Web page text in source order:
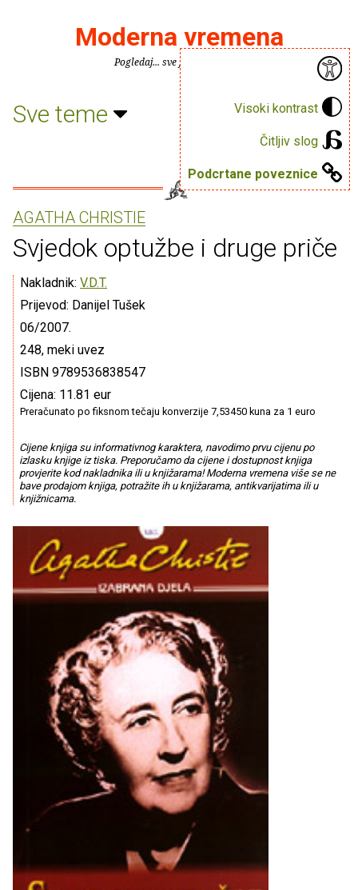
Visoki kontrast
Čitljiv slog
Podcrtane poveznice
Moderna vremena
Pogledaj... sve je puno knjiga.
Sve teme
AGATHA CHRISTIE
Svjedok optužbe i druge priče
Nakladnik: V.D.T.
Prijevod: Danijel Tušek
06/2007.
248, meki uvez
ISBN 9789536838547
Cijena: 11.81 eur
Preračunato po fiksnom tečaju konverzije 7,53450 kuna za 1 euro
Cijene knjiga su informativnog karaktera, navodimo prvu cijenu po
izlasku knjige iz tiska. Preporučamo da cijene i dostupnost knjiga
provjerite kod nakladnika ili u knjižarama! Moderna vremena više se ne
bave prodajom knjiga, potražite ih u knjižarama, antikvarijatima ili u
knjižnicama.